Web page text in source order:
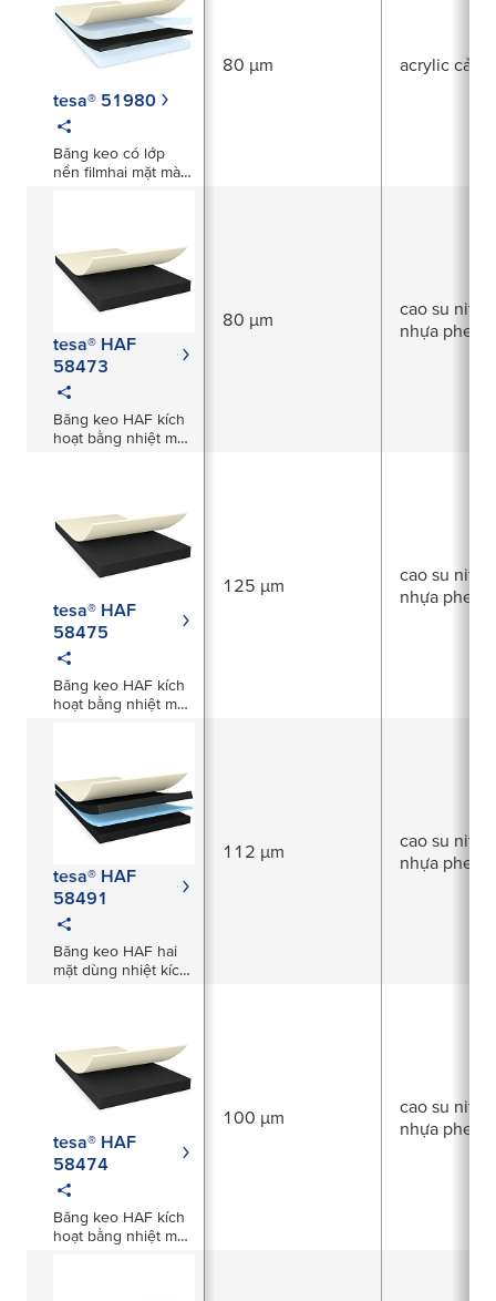
tesa® 51980
Băng keo có lớp
nền filmhai mặt màu
80 µm acrylic cải
tesa® HAF
58473
Băng keo HAF kích
hoạt bằng nhiệt màu
80 µm
cao su
nhựa
tesa® HAF
58475
Băng keo HAF kích
hoạt bằng nhiệt màu
125 µm
cao su
nhựa
tesa® HAF
58491
Băng keo HAF hai
mặt dùng nhiệt kích
112 µm
cao su
nhựa
tesa® HAF
58474
Băng keo HAF kích
hoạt bằng nhiệt màu
100 µm
cao su
nhựa